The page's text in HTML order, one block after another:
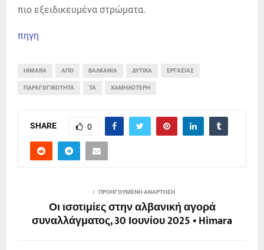
πιο εξειδικευμένα στρώματα.
πηγη
HIMARA ΑΠΟ ΒΑΛΚΆΝΙΑ ΔΥΤΙΚΆ ΕΡΓΑΣΊΑΣ
ΠΑΡΑΓΩΓΙΚΌΤΗΤΑ ΤΑ ΧΑΜΗΛΌΤΕΡΗ
SHARE 0
ΠΡΟΗΓΟΎΜΕΝΗ ΑΝΆΡΤΗΣΗ
Οι ισοτιμίες στην αλβανική αγορά
συναλλάγματος, 30 Ιουνίου 2025 • Himara